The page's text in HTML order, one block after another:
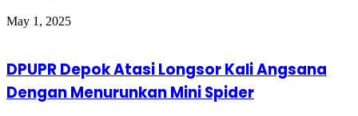
May 1, 2025
DPUPR Depok Atasi Longsor Kali Angsana
Dengan Menurunkan Mini Spider